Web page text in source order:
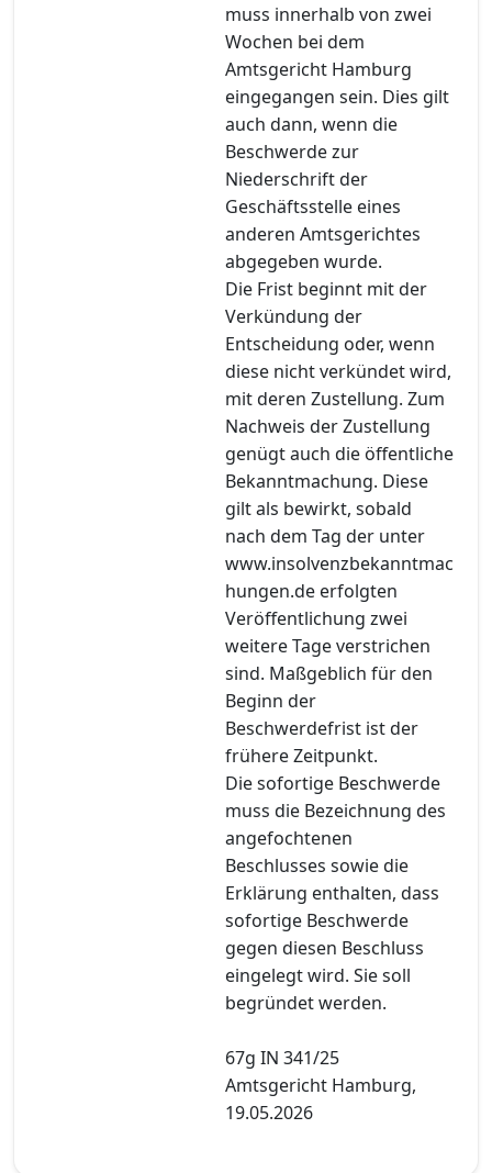
muss innerhalb von zwei
Wochen bei dem
Amtsgericht Hamburg
eingegangen sein. Dies gilt
auch dann, wenn die
Beschwerde zur
Niederschrift der
Geschäftsstelle eines
anderen Amtsgerichtes
abgegeben wurde.
Die Frist beginnt mit der
Verkündung der
Entscheidung oder, wenn
diese nicht verkündet wird,
mit deren Zustellung. Zum
Nachweis der Zustellung
genügt auch die öffentliche
Bekanntmachung. Diese
gilt als bewirkt, sobald
nach dem Tag der unter
www.insolvenzbekanntmac
hungen.de erfolgten
Veröffentlichung zwei
weitere Tage verstrichen
sind. Maßgeblich für den
Beginn der
Beschwerdefrist ist der
frühere Zeitpunkt.
Die sofortige Beschwerde
muss die Bezeichnung des
angefochtenen
Beschlusses sowie die
Erklärung enthalten, dass
sofortige Beschwerde
gegen diesen Beschluss
eingelegt wird. Sie soll
begründet werden.
67g IN 341/25
Amtsgericht Hamburg,
19.05.2026